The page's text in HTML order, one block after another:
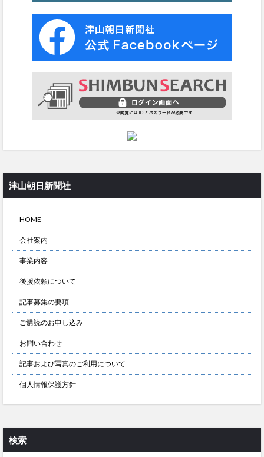
津山朝日新聞社
HOME
会社案内
事業内容
後援依頼について
記事募集の要項
ご購読のお申し込み
お問い合わせ
記事および写真のご利用について
個人情報保護方針
検索